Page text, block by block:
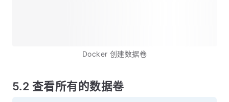
Docker 创建数据卷
5.2 查看所有的数据卷